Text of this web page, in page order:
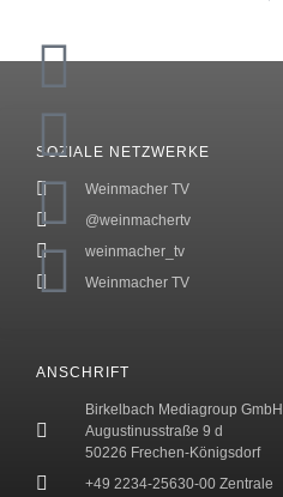
ANSCHRIFT
Birkelbach Mediagroup GmbH
Augustinusstraße 9 d
50226 Frechen-Königsdorf
+49 2234-25630-00 Zentrale
SOZIALE NETZWERKE
Weinmacher TV
@weinmachertv
weinmacher_tv
Weinmacher TV